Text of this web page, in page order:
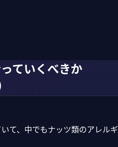
ていくべきか
て、中でもナッツ類のアレル